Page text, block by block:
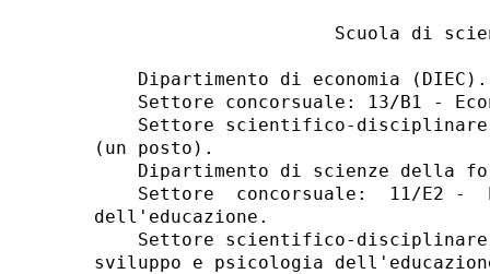
Scuola di
Dipartimento di economia
Settore concorsuale: 13/B1 -
Settore scientifico-
(un posto).
Dipartimento di scienze della
Settore  concorsuale:  11/E2 -
dell'educazione.
Settore scientifico-
sviluppo e psicologia